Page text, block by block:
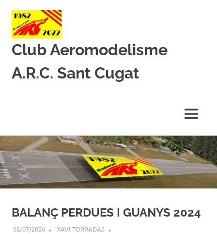
Skip
to
content
Club Aeromodelisme
A.R.C. Sant Cugat
MENU
BALANÇ PERDUES I GUANYS 2024
02/07/2026 XAVI TORRADAS